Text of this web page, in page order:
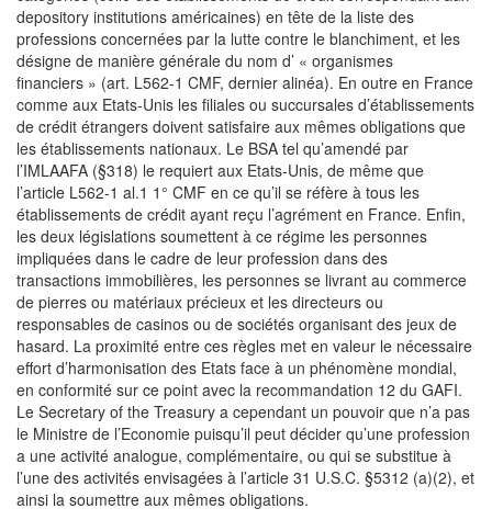
depository institutions américaines) en tête de la liste des
professions concernées par la lutte contre le blanchiment, et les
désigne de manière générale du nom d’ « organismes
financiers » (art. L562-1 CMF, dernier alinéa). En outre en France
comme aux Etats-Unis les filiales ou succursales d’établissements
de crédit étrangers doivent satisfaire aux mêmes obligations que
les établissements nationaux. Le BSA tel qu’amendé par
l’IMLAAFA (§318) le requiert aux Etats-Unis, de même que
l’article L562-1 al.1 1° CMF en ce qu’il se réfère à tous les
établissements de crédit ayant reçu l’agrément en France. Enfin,
les deux législations soumettent à ce régime les personnes
impliquées dans le cadre de leur profession dans des
transactions immobilières, les personnes se livrant au commerce
de pierres ou matériaux précieux et les directeurs ou
responsables de casinos ou de sociétés organisant des jeux de
hasard. La proximité entre ces règles met en valeur le nécessaire
effort d’harmonisation des Etats face à un phénomène mondial,
en conformité sur ce point avec la recommandation 12 du GAFI.
Le Secretary of the Treasury a cependant un pouvoir que n’a pas
le Ministre de l’Economie puisqu’il peut décider qu’une profession
a une activité analogue, complémentaire, ou qui se substitue à
l’une des activités envisagées à l’article 31 U.S.C. §5312 (a)(2), et
ainsi la soumettre aux mêmes obligations.